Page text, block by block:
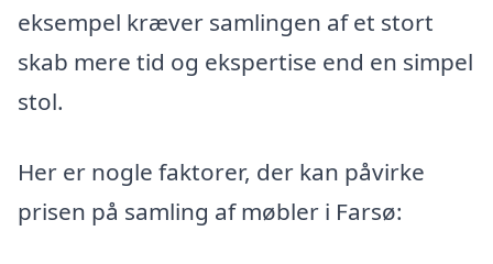
eksempel kræver samlingen af et stort
skab mere tid og ekspertise end en simpel
stol.
Her er nogle faktorer, der kan påvirke
prisen på samling af møbler i Farsø: